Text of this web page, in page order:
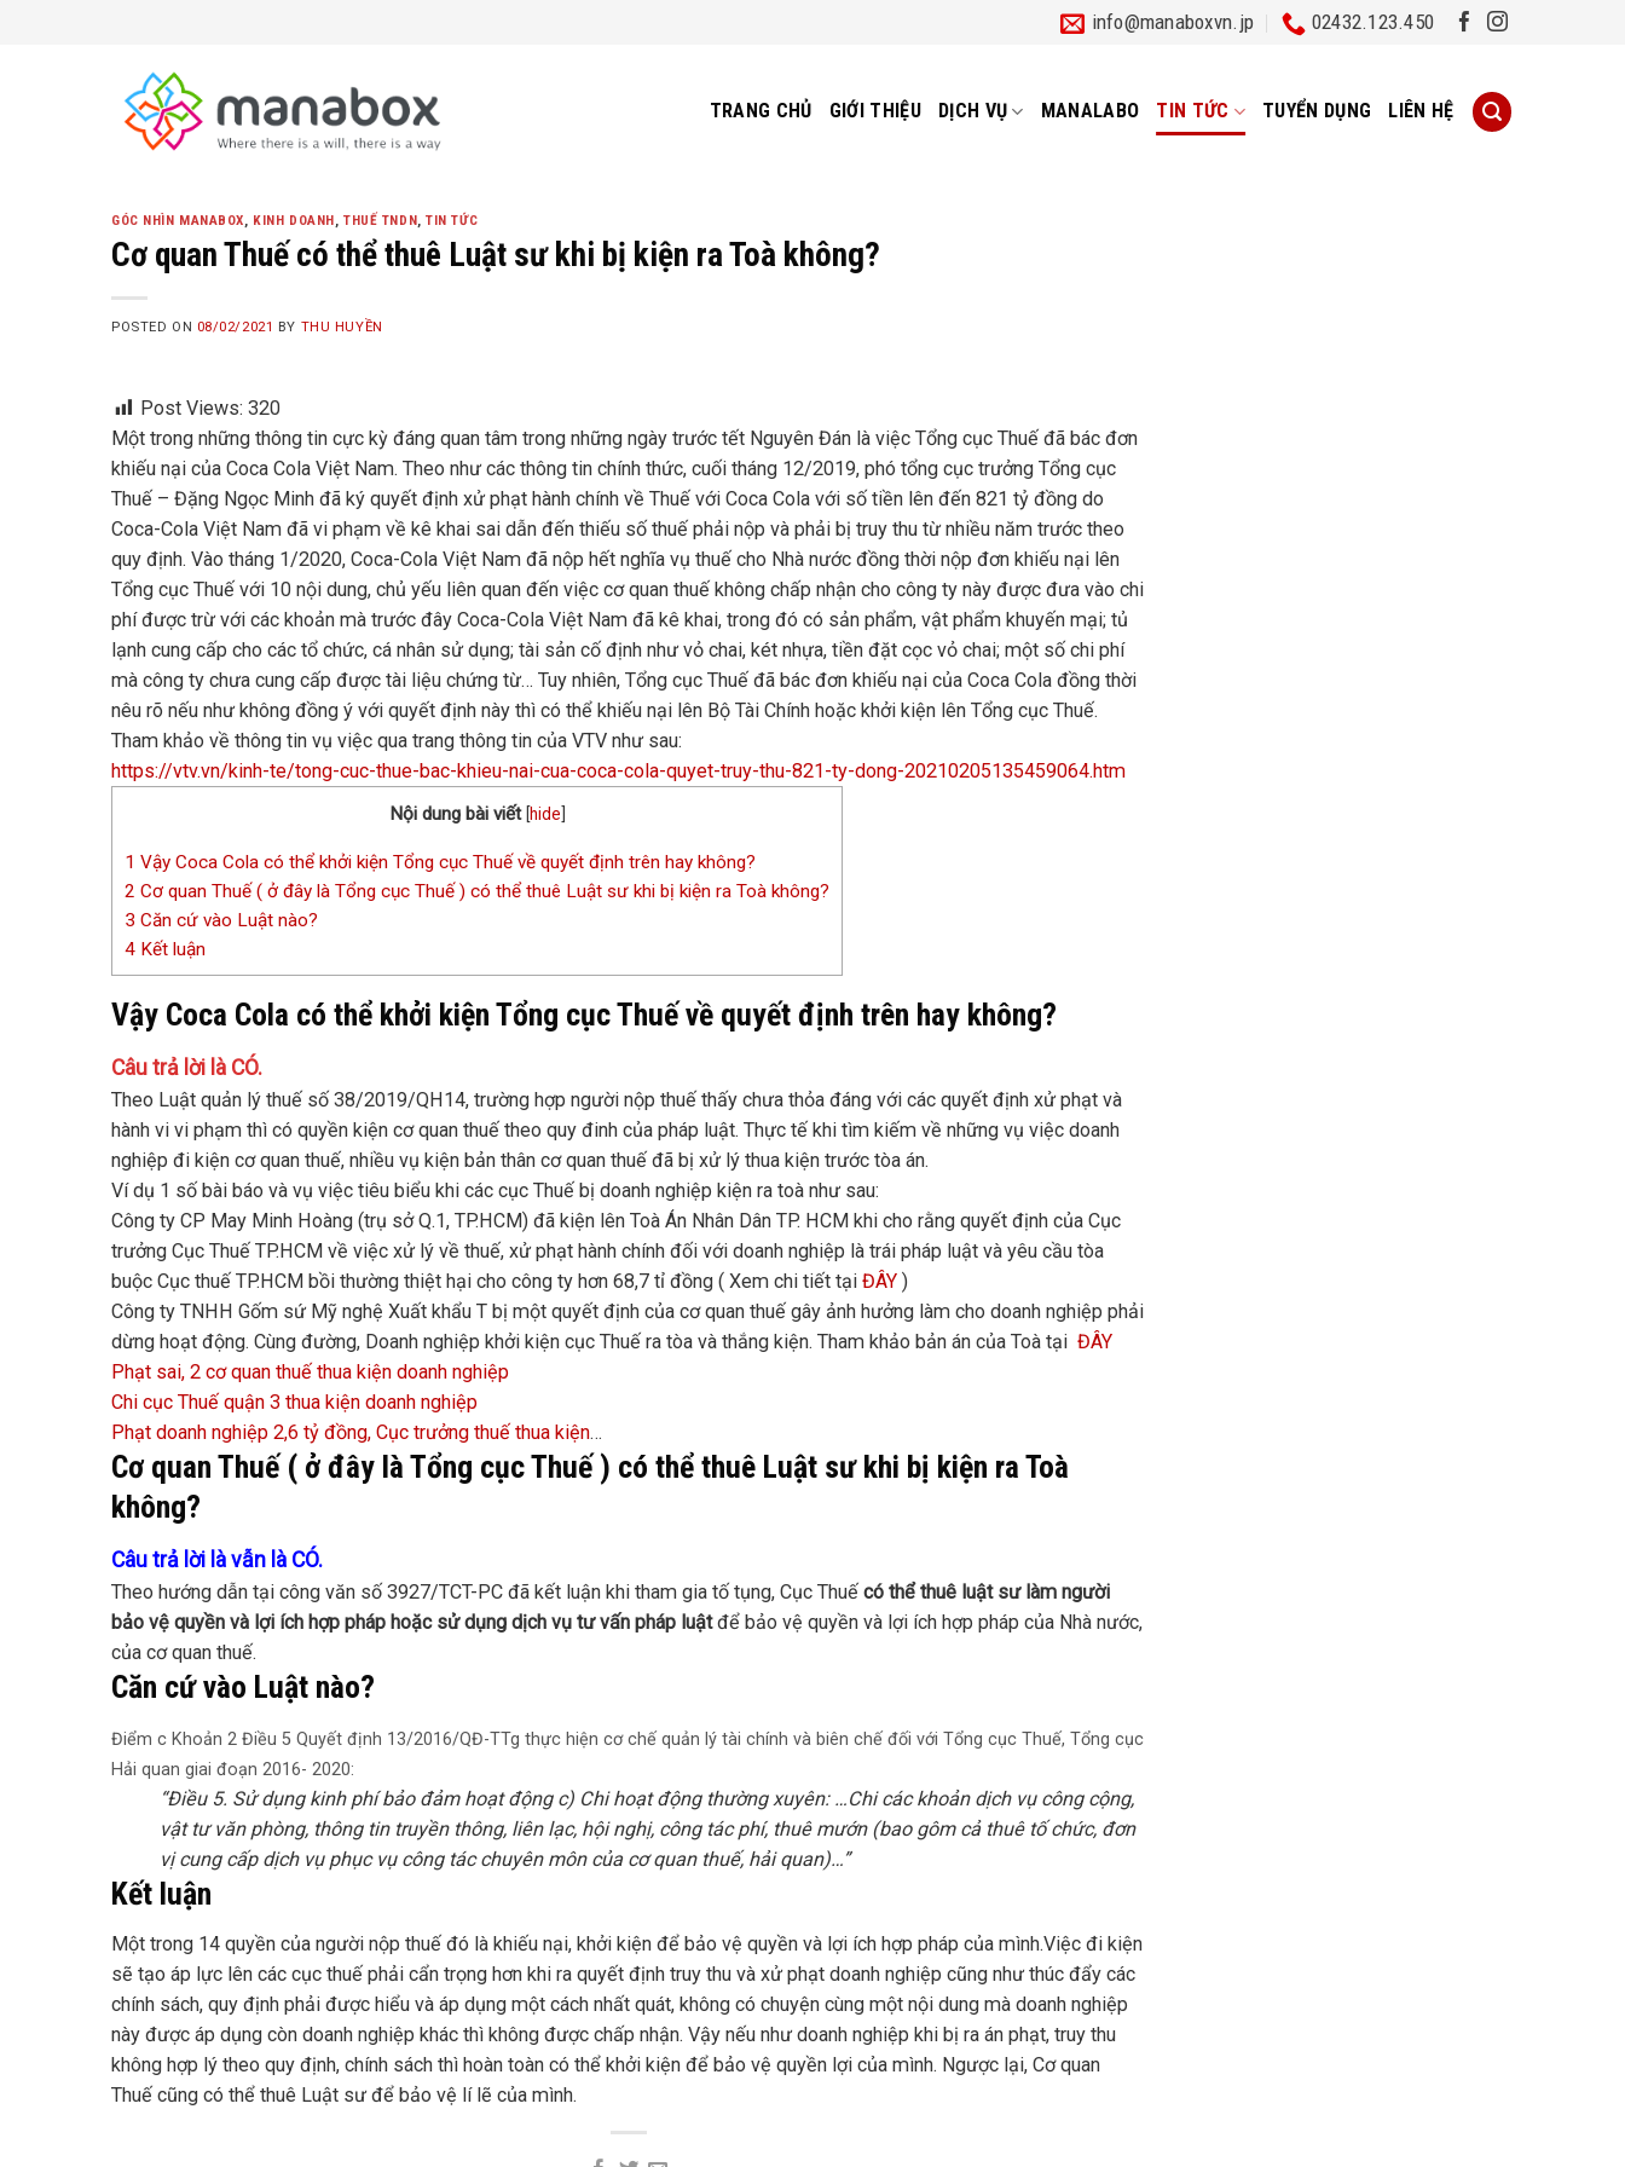
info@manaboxvn.jp 02432.123.450
TRANG CHỦ GIỚI THIỆU DỊCH VỤ MANALABO TIN TỨC TUYỂN DỤNG LIÊN HỆ
GÓC NHÌN MANABOX, KINH DOANH, THUẾ TNDN,TIN TỨC
Cơ quan Thuế có thể thuê Luật sư khi bị kiện ra Toà không?
POSTED ON 08/02/2021 BY THU HUYỀN
Post Views: 320
Một trong những thông tin cực kỳ đáng quan tâm trong những ngày trước tết Nguyên Đán là việc Tổng cục Thuế đã bác đơn
khiếu nại của Coca Cola Việt Nam. Theo như các thông tin chính thức, cuối tháng 12/2019, phó tổng cục trưởng Tổng cục
Thuế – Đặng Ngọc Minh đã ký quyết định xử phạt hành chính về Thuế với Coca Cola với số tiền lên đến 821 tỷ đồng do
Coca-Cola Việt Nam đã vi phạm về kê khai sai dẫn đến thiếu số thuế phải nộp và phải bị truy thu từ nhiều năm trước theo
quy định. Vào tháng 1/2020, Coca-Cola Việt Nam đã nộp hết nghĩa vụ thuế cho Nhà nước đồng thời nộp đơn khiếu nại lên
Tổng cục Thuế với 10 nội dung, chủ yếu liên quan đến việc cơ quan thuế không chấp nhận cho công ty này được đưa vào chi
phí được trừ với các khoản mà trước đây Coca-Cola Việt Nam đã kê khai, trong đó có sản phẩm, vật phẩm khuyến mại; tủ
lạnh cung cấp cho các tổ chức, cá nhân sử dụng; tài sản cố định như vỏ chai, két nhựa, tiền đặt cọc vỏ chai; một số chi phí
mà công ty chưa cung cấp được tài liệu chứng từ… Tuy nhiên, Tổng cục Thuế đã bác đơn khiếu nại của Coca Cola đồng thời
nêu rõ nếu như không đồng ý với quyết định này thì có thể khiếu nại lên Bộ Tài Chính hoặc khởi kiện lên Tổng cục Thuế.
Tham khảo về thông tin vụ việc qua trang thông tin của VTV như sau:
https://vtv.vn/kinh-te/tong-cuc-thue-bac-khieu-nai-cua-coca-cola-quyet-truy-thu-821-ty-dong-20210205135459064.htm
Nội dung bài viết [hide
1 Vậy Coca Cola có thể khởi kiện Tổng cục Thuế về quyết định trên hay không?
2 Cơ quan Thuế ( ở đây là Tổng cục Thuế ) có thể thuê Luật sư khi bị kiện ra Toà không?
3 Căn cứ vào Luật nào?
4 Kết luận
Vậy Coca Cola có thể khởi kiện Tổng cục Thuế về quyết định trên hay không?
Câu trả lời là CÓ.
Theo Luật quản lý thuế số 38/2019/QH14, trường hợp người nộp thuế thấy chưa thỏa đáng với các quyết định xử phạt và
hành vi vi phạm thì có quyền kiện cơ quan thuế theo quy đinh của pháp luật. Thực tế khi tìm kiếm về những vụ việc doanh
nghiệp đi kiện cơ quan thuế, nhiều vụ kiện bản thân cơ quan thuế đã bị xử lý thua kiện trước tòa án.
Ví dụ 1 số bài báo và vụ việc tiêu biểu khi các cục Thuế bị doanh nghiệp kiện ra toà như sau:
Công ty CP May Minh Hoàng (trụ sở Q.1, TP.HCM) đã kiện lên Toà Án Nhân Dân TP. HCM khi cho rằng quyết định của Cục
trưởng Cục Thuế TP.HCM về việc xử lý về thuế, xử phạt hành chính đối với doanh nghiệp là trái pháp luật và yêu cầu tòa
buộc Cục thuế TP.HCM bồi thường thiệt hại cho công ty hơn 68,7 tỉ đồng ( Xem chi tiết tại ĐÂY )
Công ty TNHH Gốm sứ Mỹ nghệ Xuất khẩu T bị một quyết định của cơ quan thuế gây ảnh hưởng làm cho doanh nghiệp phải
dừng hoạt động. Cùng đường, Doanh nghiệp khởi kiện cục Thuế ra tòa và thắng kiện. Tham khảo bản án của Toà tại ĐÂY
Phạt sai, 2 cơ quan thuế thua kiện doanh nghiệp
Chi cục Thuế quận 3 thua kiện doanh nghiệp
Phạt doanh nghiệp 2,6 tỷ đồng, Cục trưởng thuế thua kiện…
Cơ quan Thuế ( ở đây là Tổng cục Thuế ) có thể thuê Luật sư khi bị kiện ra Toà
không?
Câu trả lời là vẫn là CÓ.
Theo hướng dẫn tại công văn số 3927/TCT-PC đã kết luận khi tham gia tố tụng, Cục Thuế có thể thuê luật sư làm người
bảo vệ quyền và lợi ích hợp pháp hoặc sử dụng dịch vụ tư vấn pháp luậtđể bảo vệ quyền và lợi ích hợp pháp của Nhà nước,
của cơ quan thuế.
Căn cứ vào Luật nào?
Điểm c Khoản 2 Điều 5 Quyết định 13/2016/QĐ-TTg thực hiện cơ chế quản lý tài chính và biên chế đối với Tổng cục Thuế, Tổng cục
Hải quan giai đoạn 2016- 2020:
“Điều 5. Sử dụng kinh phí bảo đảm hoạt động c) Chi hoạt động thường xuyên: …Chi các khoản dịch vụ công cộng,
vật tư văn phòng, thông tin truyền thông, liên lạc, hội nghị, công tác phí, thuê mướn (bao gôm cả thuê tố chức, đơn
vị cung cấp dịch vụ phục vụ công tác chuyên môn của cơ quan thuế, hải quan)…”
Kết luận
Một trong 14 quyền của người nộp thuế đó là khiếu nại, khởi kiện để bảo vệ quyền và lợi ích hợp pháp của mình.Việc đi kiện
sẽ tạo áp lực lên các cục thuế phải cẩn trọng hơn khi ra quyết định truy thu và xử phạt doanh nghiệp cũng như thúc đẩy các
chính sách, quy định phải được hiểu và áp dụng một cách nhất quát, không có chuyện cùng một nội dung mà doanh nghiệp
này được áp dụng còn doanh nghiệp khác thì không được chấp nhận. Vậy nếu như doanh nghiệp khi bị ra án phạt, truy thu
không hợp lý theo quy định, chính sách thì hoàn toàn có thể khởi kiện để bảo vệ quyền lợi của mình. Ngược lại, Cơ quan
Thuế cũng có thể thuê Luật sư để bảo vệ lí lẽ của mình.